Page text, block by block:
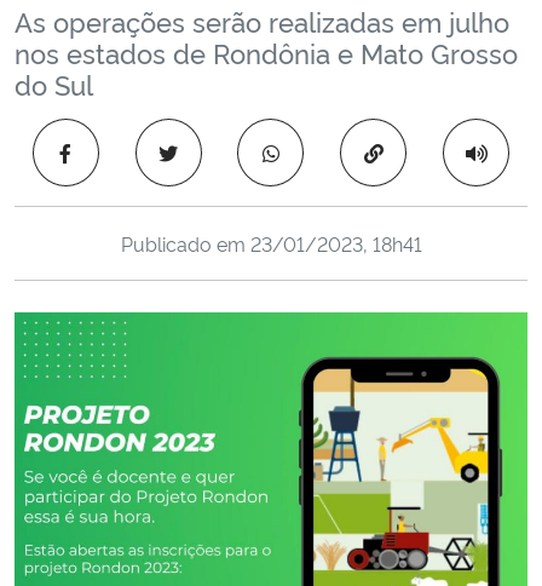
Ministério da Educação
Ministério da Saúde
Ministério de Minas e Energia
Ministério do Meio Ambiente
Ministério do Turismo
Ministério do Desenvolvimento Regional
Controladoria-Geral da União
As operações serão realizadas em julho
nos estados de Rondônia e Mato Grosso
do Sul
Copiar para área
Publicado em 23/01/2023, 18h41